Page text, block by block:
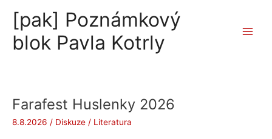
obsah
[pak] Poznámkový
blok Pavla Kotrly
Farafest Huslenky 2026
8.8.2026 / Diskuze / Literatura